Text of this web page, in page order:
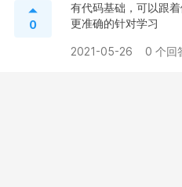
0
有代码基础，可以跟
更准确的针对学习
2021-05-26 0 个回